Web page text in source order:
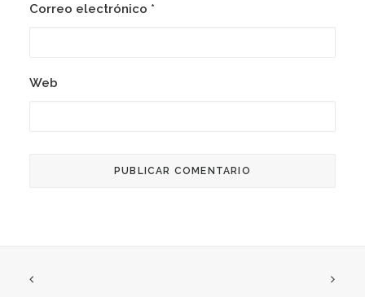
Correo electrónico *
Web